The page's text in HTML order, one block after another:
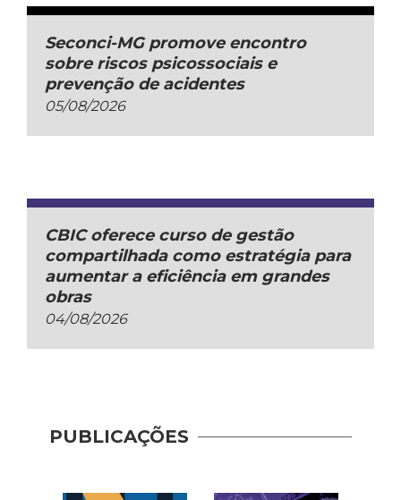
Seconci-MG promove encontro
sobre riscos psicossociais e
prevenção de acidentes
05/08/2026
CBIC oferece curso de gestão
compartilhada como estratégia para
aumentar a eficiência em grandes
obras
04/08/2026
PUBLICAÇÕES